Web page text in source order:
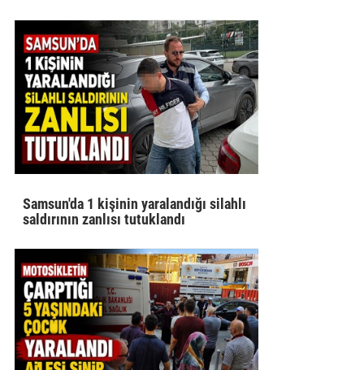
Samsun'da 1 kişinin yaralandığı silahlı
saldırının zanlısı tutuklandı